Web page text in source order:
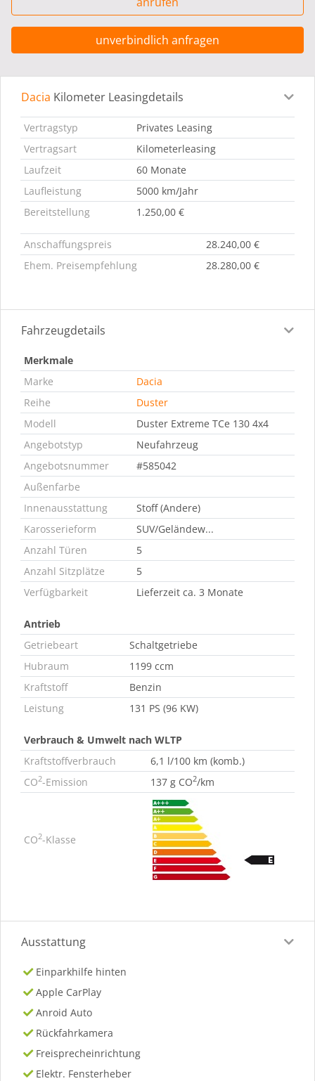
unverbindlich anfragen
Leasingdetails Fahrzeugdetails
Dacia Kilometer Leasingdetails
Vertragstyp
Privates Leasing
Vertragsart
Kilometerleasing
Laufzeit
60 Monate
Laufleistung
5000 km/Jahr
Bereitstellung
1.250,00 €
Anschaffungspreis
28.240,00 €
Ehem. Preisempfehlung
28.280,00 €
Fahrzeugdetails
Merkmale
Marke
Dacia
Reihe
Duster
Modell
Duster Extreme TCe 130 4x4
Angebotstyp
Neufahrzeug
Angebotsnummer
#585042
Außenfarbe
Innenausstattung
Stoff (Andere)
Karosserieform
SUV/Geländew...
Anzahl Türen
5
Anzahl Sitzplätze
5
Verfügbarkeit
Lieferzeit ca. 3 Monate
Antrieb
Getriebeart
Schaltgetriebe
Hubraum
1199 ccm
Kraftstoff
Benzin
Leistung
131 PS (96 KW)
Verbrauch & Umwelt nach WLTP
Kraftstoffverbrauch
6,1 l/100 km (komb.)
CO2-Emission 137 g CO2/km
CO2-Klasse
Ausstattung
Einparkhilfe hinten
Apple CarPlay
Anroid Auto
Rückfahrkamera
Freisprecheinrichtung
Elektr. Fensterheber